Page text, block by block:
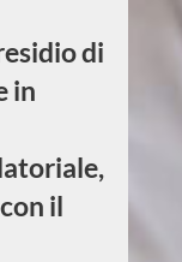
di
in
il